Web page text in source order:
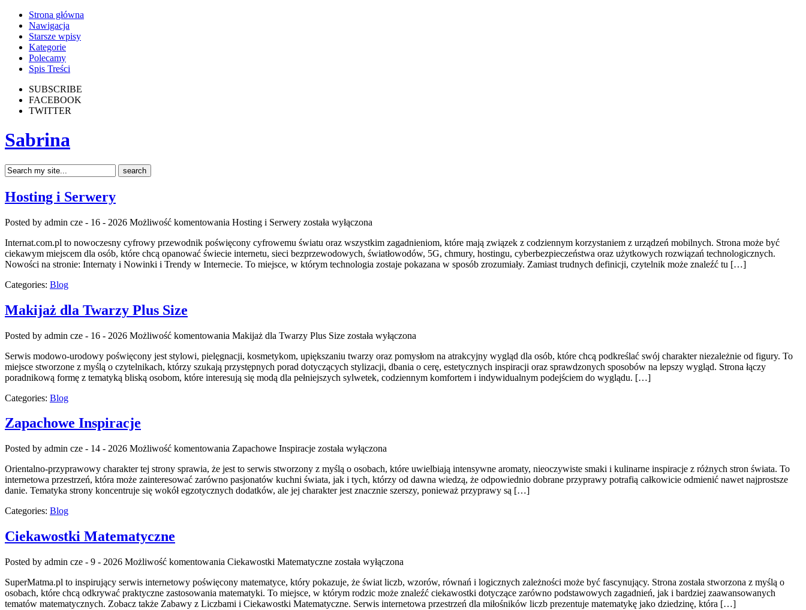
Strona główna
Nawigacja
Starsze wpisy
Kategorie
Polecamy
Spis Treści
SUBSCRIBE
FACEBOOK
TWITTER
Sabrina
Hosting i Serwery
Posted by admin cze - 16 - 2026 Możliwość komentowania Hosting i Serwery została wyłączona
Internat.com.pl to nowoczesny cyfrowy przewodnik poświęcony cyfrowemu światu oraz wszystkim zagadnieniom, które mają związek z codziennym korzystaniem z urządzeń mobilnych. Strona może być
ciekawym miejscem dla osób, które chcą opanować świecie internetu, sieci bezprzewodowych, światłowodów, 5G, chmury, hostingu, cyberbezpieczeństwa oraz użytkowych rozwiązań technologicznych.
Nowości na stronie: Internaty i Nowinki i Trendy w Internecie. To miejsce, w którym technologia zostaje pokazana w sposób zrozumiały. Zamiast trudnych definicji, czytelnik może znaleźć tu […]
Categories: Blog
Makijaż dla Twarzy Plus Size
Posted by admin cze - 16 - 2026 Możliwość komentowania Makijaż dla Twarzy Plus Size została wyłączona
Serwis modowo-urodowy poświęcony jest stylowi, pielęgnacji, kosmetykom, upiększaniu twarzy oraz pomysłom na atrakcyjny wygląd dla osób, które chcą podkreślać swój charakter niezależnie od figury. To
miejsce stworzone z myślą o czytelnikach, którzy szukają przystępnych porad dotyczących stylizacji, dbania o cerę, estetycznych inspiracji oraz sprawdzonych sposobów na lepszy wygląd. Strona łączy
poradnikową formę z tematyką bliską osobom, które interesują się modą dla pełniejszych sylwetek, codziennym komfortem i indywidualnym podejściem do wyglądu. […]
Categories: Blog
Zapachowe Inspiracje
Posted by admin cze - 14 - 2026 Możliwość komentowania Zapachowe Inspiracje została wyłączona
Orientalno-przyprawowy charakter tej strony sprawia, że jest to serwis stworzony z myślą o osobach, które uwielbiają intensywne aromaty, nieoczywiste smaki i kulinarne inspiracje z różnych stron świata. To
internetowa przestrzeń, która może zainteresować zarówno pasjonatów kuchni świata, jak i tych, którzy od dawna wiedzą, że odpowiednio dobrane przyprawy potrafią całkowicie odmienić nawet najprostsze
danie. Tematyka strony koncentruje się wokół egzotycznych dodatków, ale jej charakter jest znacznie szerszy, ponieważ przyprawy są […]
Categories: Blog
Ciekawostki Matematyczne
Posted by admin cze - 9 - 2026 Możliwość komentowania Ciekawostki Matematyczne została wyłączona
SuperMatma.pl to inspirujący serwis internetowy poświęcony matematyce, który pokazuje, że świat liczb, wzorów, równań i logicznych zależności może być fascynujący. Strona została stworzona z myślą o
osobach, które chcą odkrywać praktyczne zastosowania matematyki. To miejsce, w którym rodzic może znaleźć ciekawostki dotyczące zarówno podstawowych zagadnień, jak i bardziej zaawansowanych
tematów matematycznych. Zobacz także Zabawy z Liczbami i Ciekawostki Matematyczne. Serwis internetowa przestrzeń dla miłośników liczb prezentuje matematykę jako dziedzinę, która […]